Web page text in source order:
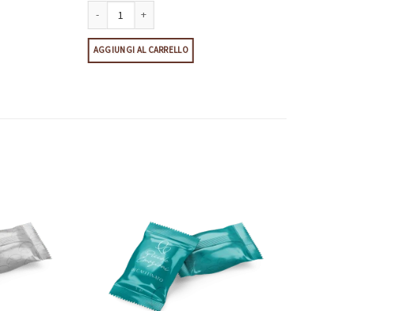
Nescafè Dolce Gusto | 10 Capsule quantità
Pina Colada | Compatibili Nescafè Dolce Gusto | 10 Capsule quantità
AGGIUNGI AL CARRELLO